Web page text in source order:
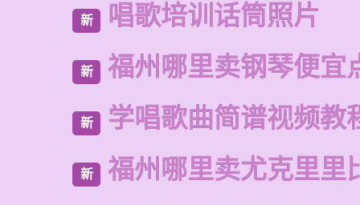
新 唱歌培训话筒照片
新 福州哪里卖钢琴便宜
新 学唱歌曲简谱视频教
新 福州哪里卖尤克里里